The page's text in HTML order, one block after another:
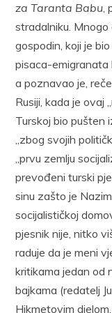
za Taranta Babu
stradalniku.
gospodin, koji je
pisaca-emigranata
a poznavao je,
Rusiji, kada je ovaj
Turskoj bio pušten
„zbog svojih
„prvu zemlju
prevođeni turski
sinu zašto je
socijalističkoj
pjesnik nije, nitko
raduje da je meni
kritikama jedan od
bajkama (redatelj
Hikmetovim